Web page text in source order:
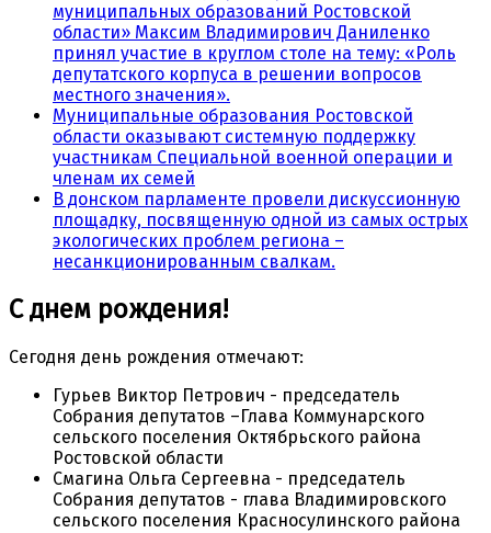
муниципальных образований Ростовской
области» Максим Владимирович Даниленко
принял участие в круглом столе на тему: «Роль
депутатского корпуса в решении вопросов
местного значения».
Муниципальные образования Ростовской
области оказывают системную поддержку
участникам Специальной военной операции и
членам их семей
В донском парламенте провели дискуссионную
площадку, посвященную одной из самых острых
экологических проблем региона –
несанкционированным свалкам.
С днем рождения!
Сегодня день рождения отмечают:
Гурьев Виктор Петрович - председатель
Собрания депутатов –Глава Коммунарского
сельского поселения Октябрьского района
Ростовской области
Смагина Ольга Сергеевна - председатель
Собрания депутатов - глава Владимировского
сельского поселения Красносулинского района